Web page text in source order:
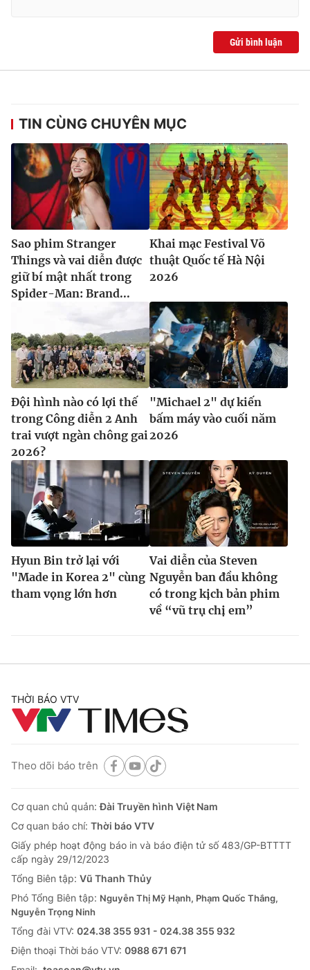
Gửi bình luận
TIN CÙNG CHUYÊN MỤC
Sao phim Stranger
Things và vai diễn được
giữ bí mật nhất trong
Spider-Man: Brand...
Khai mạc Festival Võ
thuật Quốc tế Hà Nội
2026
Đội hình nào có lợi thế
trong Công diễn 2 Anh
trai vượt ngàn chông gai
2026?
"Michael 2" dự kiến
bấm máy vào cuối năm
2026
Hyun Bin trở lại với
"Made in Korea 2" cùng
tham vọng lớn hơn
Vai diễn của Steven
Nguyễn ban đầu không
có trong kịch bản phim
về “vũ trụ chị em”
THỜI BÁO VTV
Theo dõi báo trên
Cơ quan chủ quản:Đài Truyền hình Việt Nam
Cơ quan báo chí: Thời báo VTV
Giấy phép hoạt động báo in và báo điện tử số 483/GP-BTTTT
cấp ngày 29/12/2023
Tổng Biên tập: Vũ Thanh Thủy
Phó Tổng Biên tập: Nguyễn Thị Mỹ Hạnh, Phạm Quốc Thắng,
Nguyễn Trọng Ninh
Tổng đài VTV: 024.38 355 931 - 024.38 355 932
Ðiện thoại Thời báo VTV: 0988 671 671